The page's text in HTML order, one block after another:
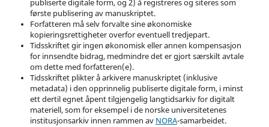
publiserte digitale form, og 2) å registreres og siteres som
første publisering av manuskriptet.
Forfatteren må selv forvalte sine økonomiske
kopieringsrettigheter overfor eventuell tredjepart.
Tidsskriftet gir ingen økonomisk eller annen kompensasjon
for innsendte bidrag, medmindre det er gjort særskilt avtale
om dette med forfatteren(e).
Tidsskriftet plikter å arkivere manuskriptet (inklusive
metadata) i den opprinnelig publiserte digitale form, i minst
ett dertil egnet åpent tilgjengelig langtidsarkiv for digitalt
materiell, som for eksempel i de norske universitetenes
institusjonsarkiv innen rammen av NORA-samarbeidet.